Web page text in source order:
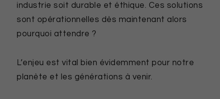
industrie soit durable et éthique. Ces solutions
sont opérationnelles dès maintenant alors
pourquoi attendre ?
L’enjeu est vital bien évidemment pour notre
planète et les générations à venir.